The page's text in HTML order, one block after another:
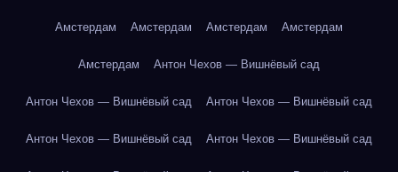
Амстердам Амстердам Амстердам Амстердам
Амстердам Антон Чехов — Вишнёвый сад
Антон Чехов — Вишнёвый сад Антон Чехов — Вишнёвый сад
Антон Чехов — Вишнёвый сад Антон Чехов — Вишнёвый сад